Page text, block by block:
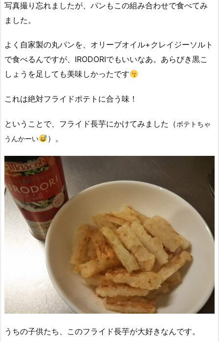
写真撮り忘れましたが、パンもこの組み合わせで食べてみ
ました。
よく自家製の丸パンを、オリーブオイル+クレイジーソルト
で食べるんですが、IRODORIでもいいなあ。あらびき黒こ
しょうを足しても美味しかったです
これは絶対フライドポテトに合う味！
ということで、フライド長芋にかけてみました（ポテトちゃ
うんかーい
）。
うちの子供たち、このフライド長芋が大好きなんです。